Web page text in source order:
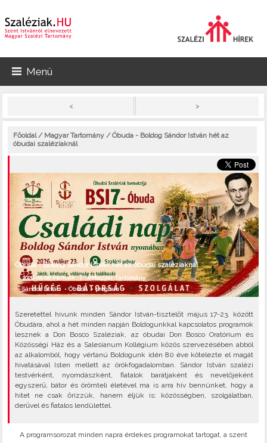
Menü
< >
Főoldal/ Magyar Tartomány / Óbuda - Boldog Sándor István hét az
óbudai szaléziaknál
Óbuda - Boldog Sándor István hét az óbudai szaléziaknál
2026-05-08 Péntek |#Magyar Tartomány
Sándor István•Óbuda •program•
Szeretettel hívunk minden Sándor István-tisztelőt május 17-23. között
Óbudára, ahol a hét minden napján Boldogunkkal kapcsolatos programok
lesznek a Don Bosco Szaléziak, az óbudai Don Bosco Oratórium és
Közösségi Ház és a Salesianum Kollégium közös szervezésében abból
az alkalomból, hogy vértanú Boldogunk idén 80 éve kötelezte el magát
hivatásával Isten mellett az örökfogadalomban. Sándor István szalézi
testvérként, nyomdászként, fiatalok barátjaként és nevelőjeként
egyszerű, bátor és örömteli életével ma is arra hív bennünket, hogy a
hitet ne csak őrizzük, hanem éljük is: közösségben, szolgálatban,
derűvel és fiatalos lendülettel.
A programsorozat minden napra érdekes programokat tartogat, a szent